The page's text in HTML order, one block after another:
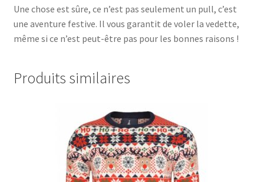
Une chose est sûre, ce n’est pas seulement un pull, c’est
une aventure festive. Il vous garantit de voler la vedette,
même si ce n’est peut-être pas pour les bonnes raisons !
Produits similaires